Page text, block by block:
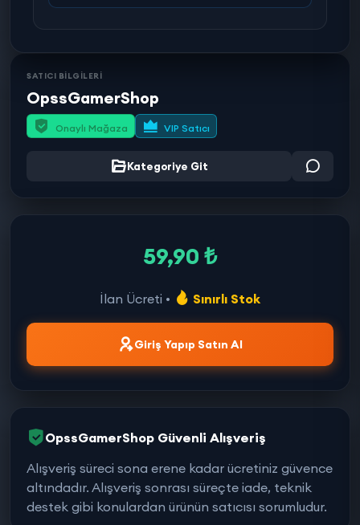
SATICI BİLGİLERİ
OpssGamerShop
Onaylı Mağaza VIP Satıcı
Kategoriye Git
59,90 ₺
İlan Ücreti • Sınırlı Stok
Giriş Yapıp Satın Al
OpssGamerShop Güvenli Alışveriş
Alışveriş süreci sona erene kadar ücretiniz güvence
altındadır. Alışveriş sonrası süreçte iade, teknik
destek gibi konulardan ürünün satıcısı sorumludur.